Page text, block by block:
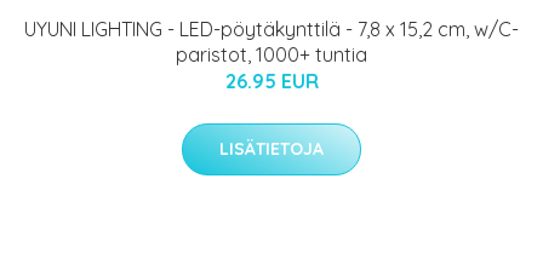
UYUNI LIGHTING - LED-pöytäkynttilä - 7,8 x 15,2 cm, w/C-
paristot, 1000+ tuntia
26.95 EUR
LISÄTIETOJA